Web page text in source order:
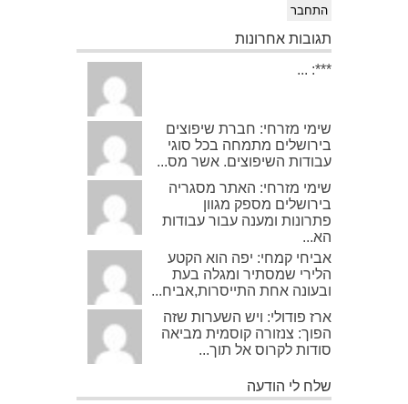
התחבר
תגובות אחרונות
***: ...
שימי מזרחי: חברת שיפוצים
בירושלים מתמחה בכל סוגי
עבודות השיפוצים. אשר מס...
שימי מזרחי: האתר מסגריה
בירושלים מספק מגוון
פתרונות ומענה עבור עבודות
הא...
אביחי קמחי: יפה הוא הקטע
הלירי שמסתיר ומגלה בעת
ובעונה אחת התייסרות,אביח...
ארז פודולי: ויש השערות שזה
הפוך: צנזורה קוסמית מביאה
סודות לקרוס אל תוך...
שלח לי הודעה